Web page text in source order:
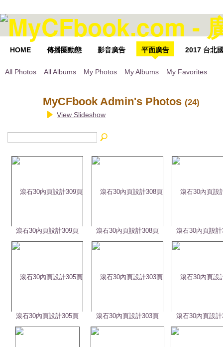
HOME 傳播圈動態 影音廣告 平面廣告 2017 台北
All Photos All Albums My Photos My Albums My Favorites
MyCFbook Admin's Photos (24)
View Slideshow
滾石30內頁設計309頁 滾石30內頁設計308頁 滾石30內頁設
滾石30內頁設計305頁 滾石30內頁設計303頁 滾石30內頁設